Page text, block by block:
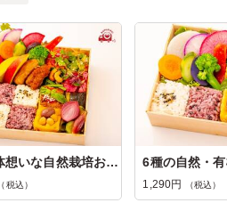
心と身体想いな自然栽培お野菜弁当
（税込） 1,290円 （税込）